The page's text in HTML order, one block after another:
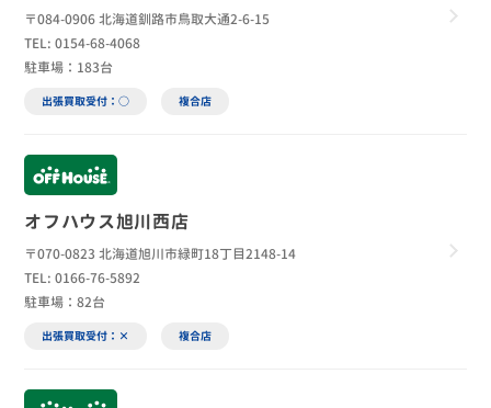
〒084-0906 北海道釧路市鳥取大通2-6-15
TEL: 0154-68-4068
駐車場：183台
出張買取受付：○ 複合店
オフハウス旭川西店
〒070-0823 北海道旭川市緑町18丁目2148-14
TEL: 0166-76-5892
駐車場：82台
出張買取受付：× 複合店